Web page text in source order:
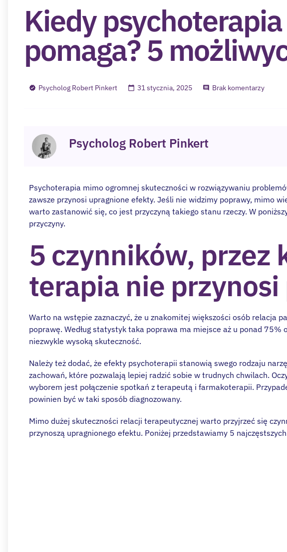
Kiedy
pomaga? 5
Psycholog Robert Pinkert 31 stycznia, 2025 Brak komentarzy
Psycholog Robert Pinkert
Psychoterapia mimo ogromnej skuteczności w rozwiązywaniu
zawsze przynosi upragnione efekty. Jeśli nie widzimy poprawy, mimo
warto zastanowić się, co jest przyczyną takiego stanu rzeczy. W
przyczyny.
5 czynników, przez
terapia nie
Warto na wstępie zaznaczyć, że u znakomitej większości osób relacja
poprawę. Według statystyk taka poprawa ma miejsce aż u ponad 75%
niezwykle wysoką skuteczność.
Należy też dodać, że efekty psychoterapii stanowią swego rodzaju
zachowań, które pozwalają lepiej radzić sobie w trudnych chwilach.
wyborem jest połączenie spotkań z terapeutą i farmakoterapii.
powinien być w taki sposób diagnozowany.
Mimo dużej skuteczności relacji terapeutycznej warto przyjrzeć się
przynoszą upragnionego efektu. Poniżej przedstawiamy 5